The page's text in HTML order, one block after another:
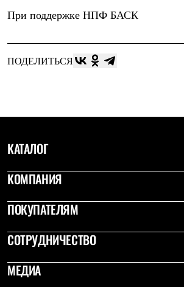
Повязки
Перчатки
Ремни
Опушки
Термоковрики
В Арктику
PEAK
ЗА ПОЛЯРНЫМ КРУГОМ
BASK kids
CITY
ИДЁМ В ПОХОД
При поддержке НПФ БАСК
ПОДЕЛИТЬСЯ
КАТАЛОГ
КОМПАНИЯ
ПОКУПАТЕЛЯМ
СОТРУДНИЧЕСТВО
МЕДИА